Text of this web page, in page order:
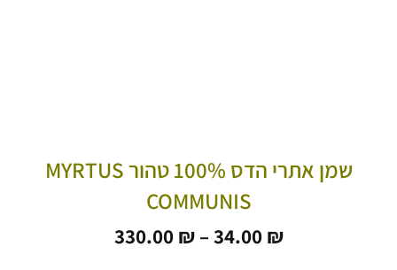
שמן אתרי הדס 100% טהור MYRTUS
COMMUNIS
34.00 ₪
–
330.00 ₪ טווח